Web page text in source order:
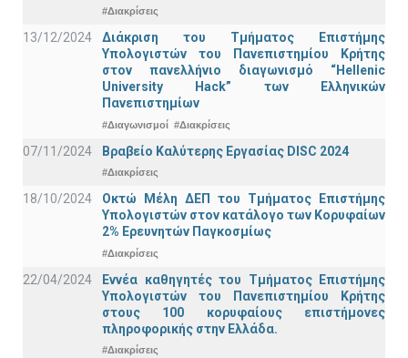
#Διακρίσεις
13/12/2024
Διάκριση του Τμήματος Επιστήμης
Υπολογιστών του Πανεπιστημίου Κρήτης
στον πανελλήνιο διαγωνισμό “Hellenic
University Hack” των Ελληνικών
Πανεπιστημίων
#Διαγωνισμοί #Διακρίσεις
07/11/2024 Βραβείο Καλύτερης Εργασίας DISC 2024
#Διακρίσεις
18/10/2024
Οκτώ Μέλη ΔΕΠ του Τμήματος Επιστήμης
Υπολογιστών στον κατάλογο των Κορυφαίων
2% Ερευνητών Παγκοσμίως
#Διακρίσεις
22/04/2024
Εννέα καθηγητές του Τμήματος Επιστήμης
Υπολογιστών του Πανεπιστημίου Κρήτης
στους 100 κορυφαίους επιστήμονες
πληροφορικής στην Ελλάδα.
#Διακρίσεις